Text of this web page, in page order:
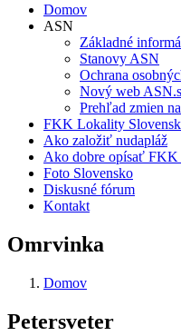
Domov
ASN
Základné
Stanovy ASN
Ochrana
Nový web
Prehľad zmien
FKK Lokality
Ako založiť nudapláž
Ako dobre opísať FKK
Foto Slovensko
Diskusné fórum
Kontakt
Omrvinka
Domov
Petersveter